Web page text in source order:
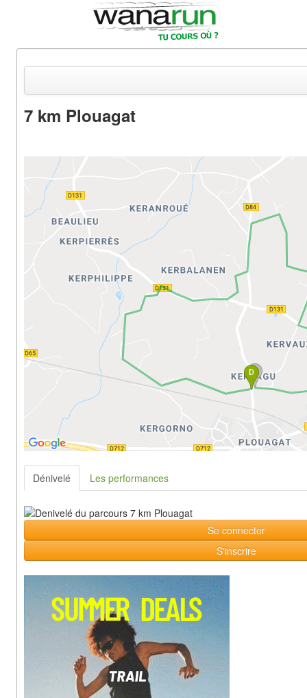
Equipements & Tests
Parcours & Courses
Outils & Réseaux
7 km Plouagat
Dénivelé Les performances
Se connecter
S'inscrire